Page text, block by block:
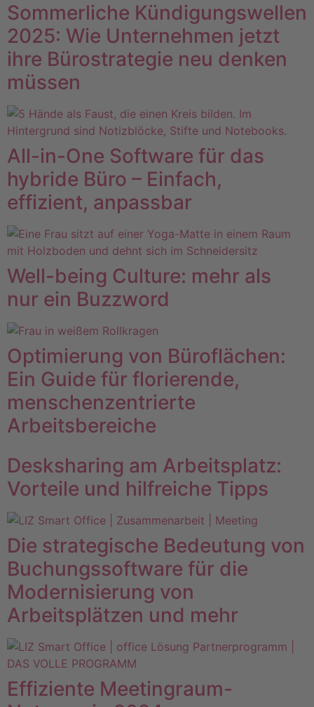
Sommerliche Kündigungswellen
2025: Wie Unternehmen jetzt
ihre Bürostrategie neu denken
müssen
All-in-One Software für das
hybride Büro – Einfach,
effizient, anpassbar
Well-being Culture: mehr als
nur ein Buzzword
Optimierung von Büroflächen:
Ein Guide für florierende,
menschenzentrierte
Arbeitsbereiche
Desksharing am Arbeitsplatz:
Vorteile und hilfreiche Tipps
Die strategische Bedeutung von
Buchungssoftware für die
Modernisierung von
Arbeitsplätzen und mehr
Effiziente Meetingraum-